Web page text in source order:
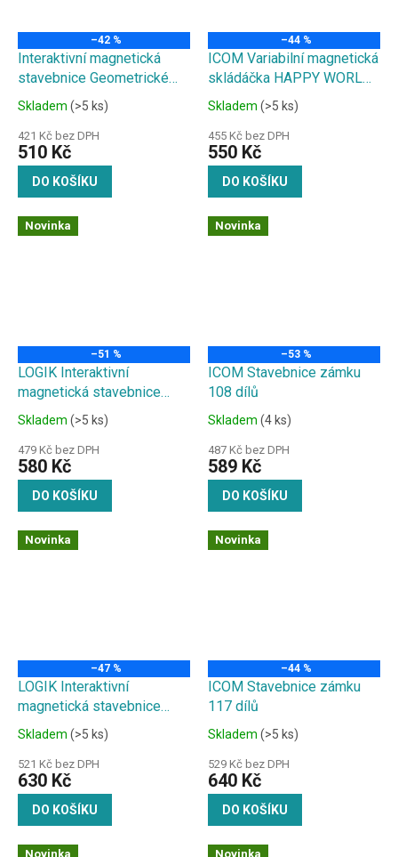
–42 %
Interaktivní magnetická
stavebnice Geometrické
tvary 150 dílů
Skladem (>5 ks)
421 Kč bez DPH
510 Kč
DO KOŠÍKU
–44 %
ICOM Variabilní magnetická
skládáčka HAPPY WORLD
115 dílů
Skladem (>5 ks)
455 Kč bez DPH
550 Kč
DO KOŠÍKU
Novinka
–51 %
LOGIK Interaktivní
magnetická stavebnice
77ks
Skladem (>5 ks)
479 Kč bez DPH
580 Kč
DO KOŠÍKU
Novinka
–53 %
ICOM Stavebnice zámku
108 dílů
Skladem (4 ks)
487 Kč bez DPH
589 Kč
DO KOŠÍKU
Novinka
–47 %
LOGIK Interaktivní
magnetická stavebnice
55ks
Skladem (>5 ks)
521 Kč bez DPH
630 Kč
DO KOŠÍKU
Novinka
–44 %
ICOM Stavebnice zámku
117 dílů
Skladem (>5 ks)
529 Kč bez DPH
640 Kč
DO KOŠÍKU
Novinka Novinka